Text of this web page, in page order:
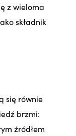
z wieloma
składnik
się równie
brzmi:
źródłem